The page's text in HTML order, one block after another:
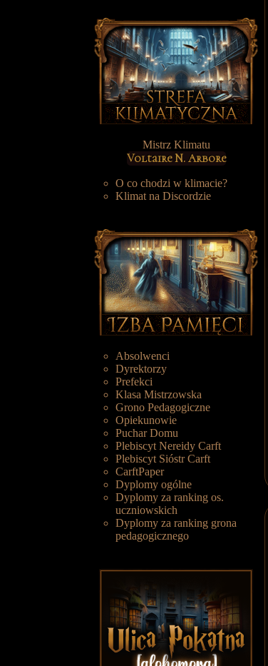
Mistrz Klimatu
Voltaire N. Arbore
O co chodzi w klimacie?
Klimat na Discordzie
Absolwenci
Dyrektorzy
Prefekci
Klasa Mistrzowska
Grono Pedagogiczne
Opiekunowie
Puchar Domu
Plebiscyt Nereidy Carft
Plebiscyt Sióstr Carft
CarftPaper
Dyplomy ogólne
Dyplomy za ranking os.
uczniowskich
Dyplomy za ranking grona
pedagogicznego